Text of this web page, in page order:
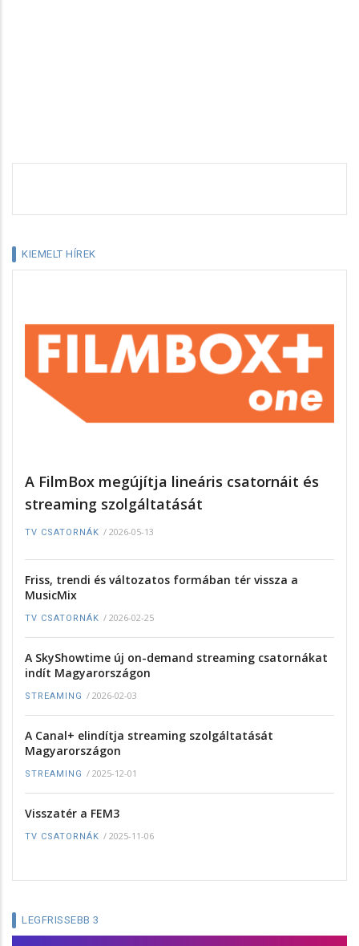
KIEMELT HÍREK
A FilmBox megújítja lineáris csatornáit és
streaming szolgáltatását
TV CSATORNÁK / 2026-05-13
Friss, trendi és változatos formában tér vissza a
MusicMix
TV CSATORNÁK / 2026-02-25
A SkyShowtime új on-demand streaming csatornákat
indít Magyarországon
STREAMING / 2026-02-03
A Canal+ elindítja streaming szolgáltatását
Magyarországon
STREAMING / 2025-12-01
Visszatér a FEM3
TV CSATORNÁK / 2025-11-06
LEGFRISSEBB 3